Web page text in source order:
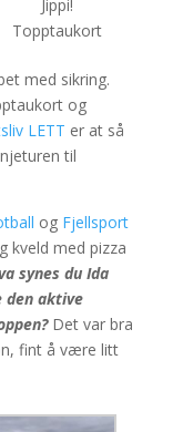
Jippi!
Topptaukort
med sikring.
og
LETT er at så
til
og Fjellsport
kveld med pizza
synes du Ida
den aktive
Det var bra
fint å være litt